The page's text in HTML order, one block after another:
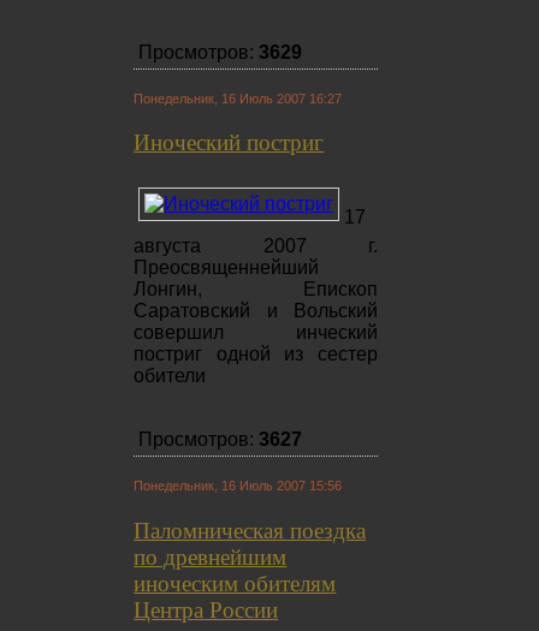
Просмотров: 3629
Понедельник, 16 Июль 2007 16:27
Иноческий постриг
17
августа 2007 г.
Преосвященнейший
Лонгин, Епископ
Саратовский и Вольский
совершил инческий
постриг одной из сестер
обители
Просмотров: 3627
Понедельник, 16 Июль 2007 15:56
Паломническая поездка
по древнейшим
иноческим обителям
Центра России